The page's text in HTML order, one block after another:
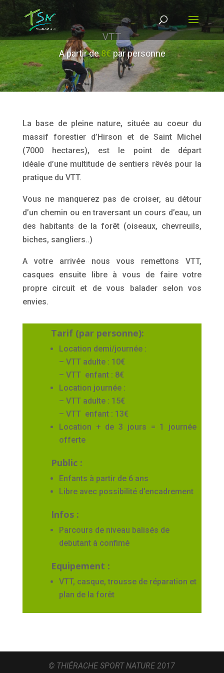
VTT
A partir de8€par personne
La base de pleine nature, située au coeur du
massif forestier d’Hirson et de Saint Michel
(7000 hectares), est le point de départ
idéale d’une multitude de sentiers rêvés pour la
pratique du VTT.
Vous ne manquerez pas de croiser, au détour
d’un chemin ou en traversant un cours d’eau, un
des habitants de la forêt (oiseaux, chevreuils,
biches, sangliers..)
A votre arrivée nous vous remettons VTT,
casques ensuite libre à vous de faire votre
propre circuit et de vous balader selon vos
envies.
Tarif (par personne):
Location demi/journée :
– VTT adulte : 10€
– VTT enfant : 8€
Location journée :
– VTT adulte : 15€
– VTT enfant : 13€
Location + de 3 jours = 1 journée
offerte
Public :
Enfants à partir de 6 ans
Libre avec possibilité d’encadrement
Infos :
Parcours de niveau balisés de
debutant à confimé
Equipement :
VTT, casque,trousse de réparation et
plan de la forêt
© THIÉRACHE SPORT NATURE 2017